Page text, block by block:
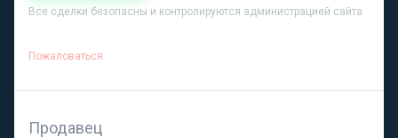
Все сделки безопасны и контролируются администрацией сайта
Пожаловаться
Продавец